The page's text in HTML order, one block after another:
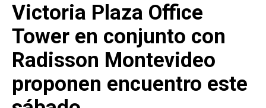
Victoria Plaza Office
Tower en conjunto con
Radisson Montevideo
proponen encuentro este